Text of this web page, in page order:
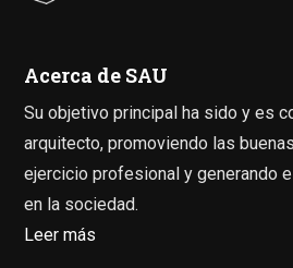
Acerca de SAU
Su objetivo principal ha sido y es
arquitecto, promoviendo las
ejercicio profesional y generando
en la sociedad.
Leer más